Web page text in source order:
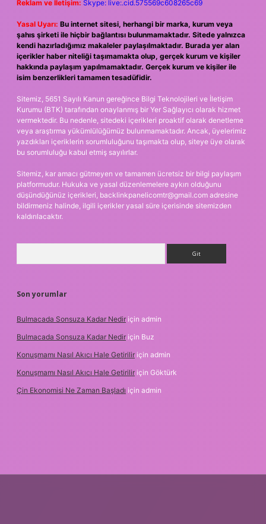
Reklam ve İletişim: Skype: live:.cid.575569c608265c69
Yasal Uyarı: Bu internet sitesi, herhangi bir marka, kurum veya
şahıs şirketi ile hiçbir bağlantısı bulunmamaktadır. Sitede yalnızca
kendi hazırladığımız makaleler paylaşılmaktadır. Burada yer alan
içerikler haber niteliği taşımamakta olup, gerçek kurum ve kişiler
hakkında paylaşım yapılmamaktadır. Gerçek kurum ve kişiler ile
isim benzerlikleri tamamen tesadüfidir.
Sitemiz, 5651 Sayılı Kanun gereğince Bilgi Teknolojileri ve İletişim
Kurumu (BTK) tarafından onaylanmış bir Yer Sağlayıcı olarak hizmet
vermektedir. Bu nedenle, sitedeki içerikleri proaktif olarak denetleme
veya araştırma yükümlülüğümüz bulunmamaktadır. Ancak, üyelerimiz
yazdıkları içeriklerin sorumluluğunu taşımakta olup, siteye üye olarak
bu sorumluluğu kabul etmiş sayılırlar.
Sitemiz, kar amacı gütmeyen ve tamamen ücretsiz bir bilgi paylaşım
platformudur. Hukuka ve yasal düzenlemelere aykırı olduğunu
düşündüğünüz içerikleri, backlinkpanelicomtr@gmail.com adresine
bildirmeniz halinde, ilgili içerikler yasal süre içerisinde sitemizden
kaldırılacaktır.
Son yorumlar
Bulmacada Sonsuza Kadar Nedir için admin
Bulmacada Sonsuza Kadar Nedir için Buz
Konuşmamı Nasıl Akıcı Hale Getirilir için admin
Konuşmamı Nasıl Akıcı Hale Getirilir için Göktürk
Çin Ekonomisi Ne Zaman Başladı için admin